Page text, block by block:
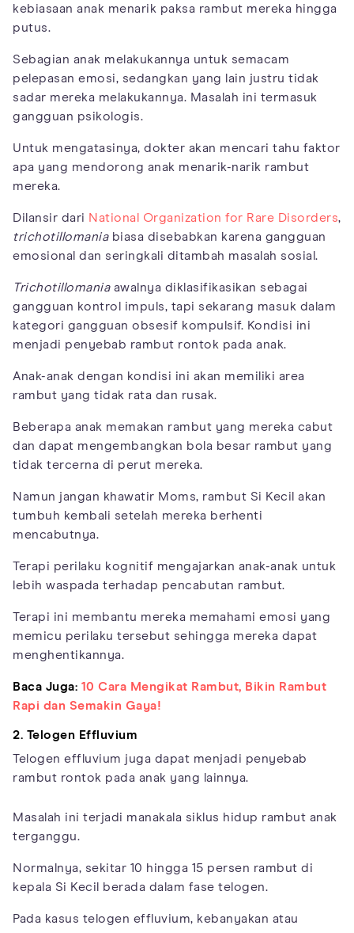
kebiasaan anak menarik paksa rambut mereka hingga
putus.
Sebagian anak melakukannya untuk semacam
pelepasan emosi, sedangkan yang lain justru tidak
sadar mereka melakukannya. Masalah ini termasuk
gangguan psikologis.
Untuk mengatasinya, dokter akan mencari tahu faktor
apa yang mendorong anak menarik-narik rambut
mereka.
Dilansir dari National Organization for Rare Disorders,
trichotillomaniabiasa disebabkan karena gangguan
emosional dan seringkali ditambah masalah sosial.
Trichotillomaniaawalnya diklasifikasikan sebagai
gangguan kontrol impuls, tapi sekarang masuk dalam
kategori gangguan obsesif kompulsif. Kondisi ini
menjadi penyebab rambut rontok pada anak.
Anak-anak dengan kondisi ini akan memiliki area
rambut yang tidak rata dan rusak.
Beberapa anak memakan rambut yang mereka cabut
dan dapat mengembangkan bola besar rambut yang
tidak tercerna di perut mereka.
Namun jangan khawatir Moms, rambut Si Kecil akan
tumbuh kembali setelah mereka berhenti
mencabutnya.
Terapi perilaku kognitif mengajarkan anak-anak untuk
lebih waspada terhadap pencabutan rambut.
Terapi ini membantu mereka memahami emosi yang
memicu perilaku tersebut sehingga mereka dapat
menghentikannya.
Baca Juga: 10 Cara Mengikat Rambut, Bikin Rambut
Rapi dan Semakin Gaya!
2. Telogen Effluvium
Telogen effluvium juga dapat menjadi penyebab
rambut rontok pada anak yang lainnya.
Masalah ini terjadi manakala siklus hidup rambut anak
terganggu.
Normalnya, sekitar 10 hingga 15 persen rambut di
kepala Si Kecil berada dalam fase telogen.
Pada kasus telogen effluvium, kebanyakan atau